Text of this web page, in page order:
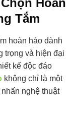
Tắm
hoàn hảo dành
trọng và hiện đại
kế độc đáo
không chỉ là một
nghệ thuật